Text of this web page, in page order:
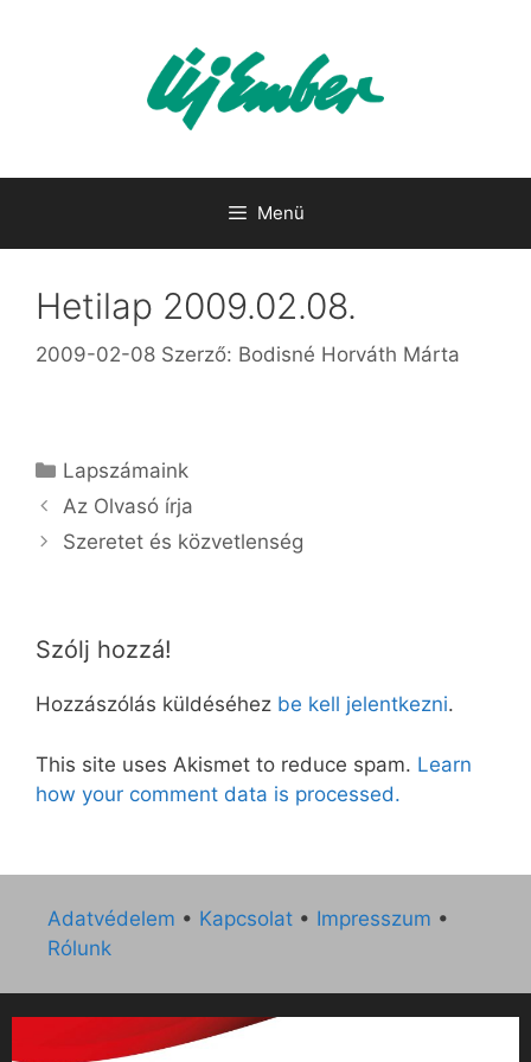
Menü
Hetilap 2009.02.08.
2009-02-08 Szerző: Bodisné Horváth Márta
Kategória
Lapszámaink
Az Olvasó írja
Szeretet és közvetlenség
Szólj hozzá!
Hozzászólás küldéséhez be kell jelentkezni.
This site uses Akismet to reduce spam. Learn
how your comment data is processed.
Adatvédelem • Kapcsolat • Impresszum •
Rólunk